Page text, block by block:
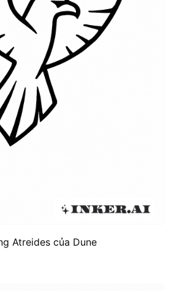
Atreides của Dune